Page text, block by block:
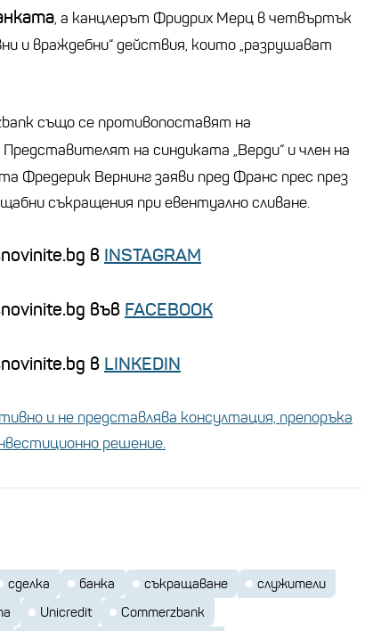
, а канцлерът Фридрих Мерц в четвъртък
и враждебни“ действия, които „разрушават
също се противопоставят на
Представителят на синдиката „Верди“ и член на
Фредерик Вернинг заяви пред Франс прес през
съкращения при евентуално сливане.
в INSTAGRAM
във FACEBOOK
в LINKEDIN
и не представлява консултация, препоръка
решение.
сделка банка съкращаване
служители
Unicredit
Commerzbank